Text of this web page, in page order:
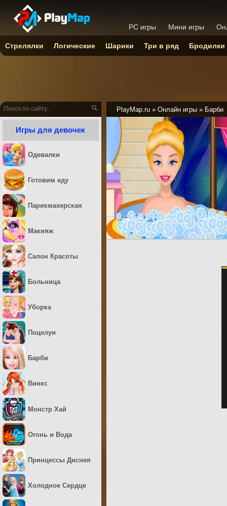
PlayMap.ru » Онлайн игры » Барби
Игры для девочек
Одевалки
Готовим еду
Парикмахерская
Макияж
Салон Красоты
Больница
Уборка
Поцелуи
Барби
Винкс
Монстр Хай
Огонь и Вода
Принцессы Диснея
Холодное Сердце
PC игры Мини игры
Стрелялки Логические Шарики Три в ряд Бродилки